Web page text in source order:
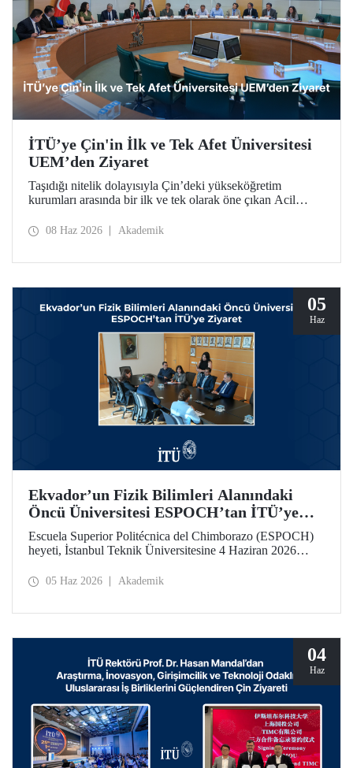
İTÜ’ye Çin'in İlk ve Tek Afet Üniversitesi
UEM’den Ziyaret
Taşıdığı nitelik dolayısıyla Çin’deki yükseköğretim
kurumları arasında bir ilk ve tek olarak öne çıkan Acil
Management – UEM) heyeti, İTÜ’ye ziyarette bulundu.
08 Haz 2026 Akademik
05
Haz
Ekvador’un Fizik Bilimleri Alanındaki
Öncü Üniversitesi ESPOCH’tan İTÜ’ye
Ziyaret
Escuela Superior Politécnica del Chimborazo (ESPOCH)
heyeti, İstanbul Teknik Üniversitesine 4 Haziran 2026
05 Haz 2026 Akademik
04
Haz